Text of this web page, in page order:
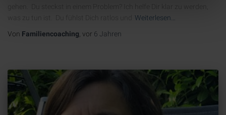
Weiterlesen…
Von Familiencoaching , vor 6 Jahren